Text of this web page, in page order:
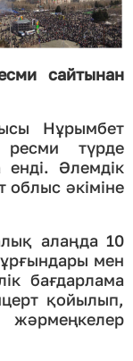
сайтынан
Нұрымбет
түрде
енді. Әлемдік
облыс әкіміне
алаңда 10
мен
бағдарлама
қойылып,